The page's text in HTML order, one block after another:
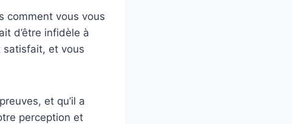
comment vous vous
d’être infidèle à
satisfait, et vous
et qu’il a
perception et